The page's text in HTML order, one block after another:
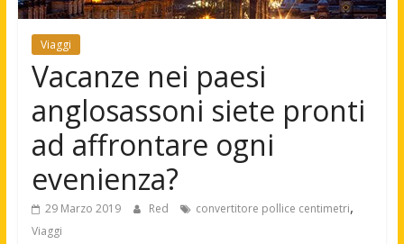
Viaggi
Vacanze nei paesi
anglosassoni siete pronti
ad affrontare ogni
evenienza?
29 Marzo 2019 Red convertitore pollice centimetri,
Viaggi